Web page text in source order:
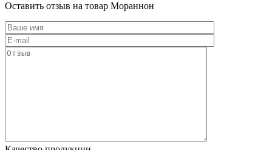
Оставить отзыв на товар Мораннон